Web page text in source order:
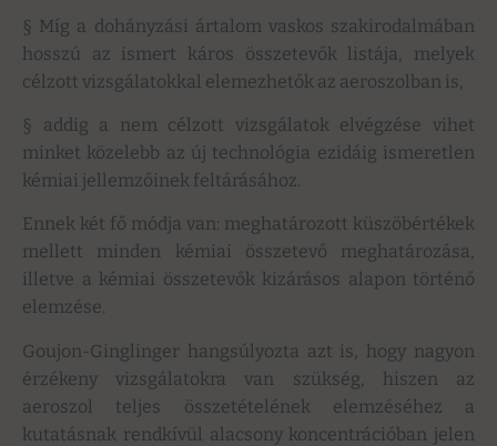
§ Míg a dohányzási ártalom vaskos szakirodalmában
hosszú az ismert káros összetevők listája, melyek
célzott vizsgálatokkal elemezhetők az aeroszolban is,
§ addig a nem célzott vizsgálatok elvégzése vihet
minket közelebb az új technológia ezidáig ismeretlen
kémiai jellemzőinek feltárásához.
Ennek két fő módja van: meghatározott küszöbértékek
mellett minden kémiai összetevő meghatározása,
illetve a kémiai összetevők kizárásos alapon történő
elemzése.
Goujon-Ginglinger hangsúlyozta azt is, hogy nagyon
érzékeny vizsgálatokra van szükség, hiszen az
aeroszol teljes összetételének elemzéséhez a
kutatásnak rendkívül alacsony koncentrációban jelen